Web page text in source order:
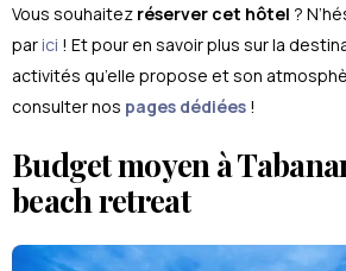
Vous souhaitez réserver cet hôtel ?
parici ! Et pour en savoir plus sur la
activités qu’elle propose et son
consulter nos pages dédiées !
Budget moyen à
beach retreat